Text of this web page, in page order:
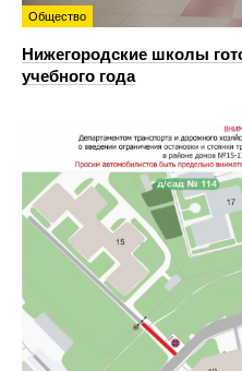
Общество
Нижегородские школы
учебного года